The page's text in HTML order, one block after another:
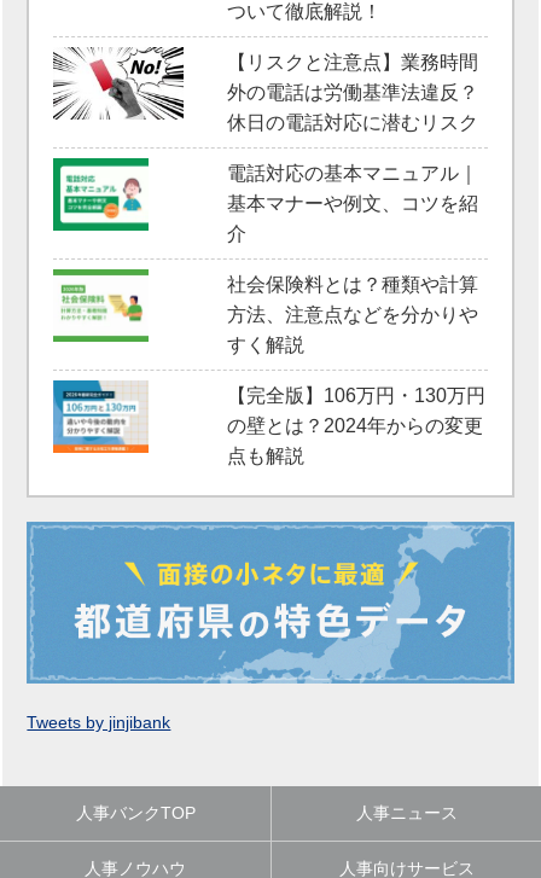
ついて徹底解説！
【リスクと注意点】業務時間
外の電話は労働基準法違反？
休日の電話対応に潜むリスク
電話対応の基本マニュアル｜
基本マナーや例文、コツを紹
介
社会保険料とは？種類や計算
方法、注意点などを分かりや
すく解説
【完全版】106万円・130万円
の壁とは？2024年からの変更
点も解説
Tweets by jinjibank
人事バンクTOP 人事ニュース
人事ノウハウ 人事向けサービス